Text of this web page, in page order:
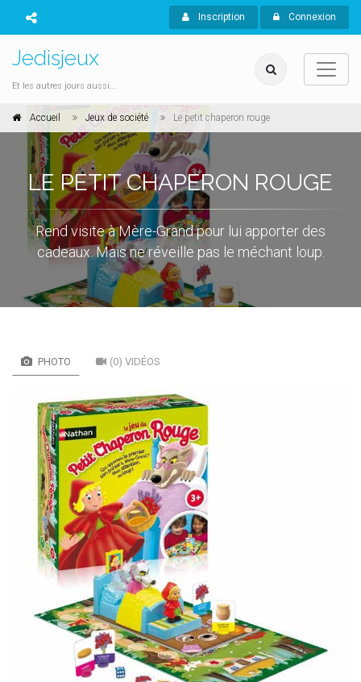
Inscription Connexion
Jedisjeux
Et les autres jours aussi...
Accueil Jeux de société Le petit chaperon rouge
LE PETIT CHAPERON ROUGE
Rend visite à Mère-Grand pour lui apporter des
cadeaux. Mais ne réveille pas le méchant loup.
PHOTO (0) VIDÉOS